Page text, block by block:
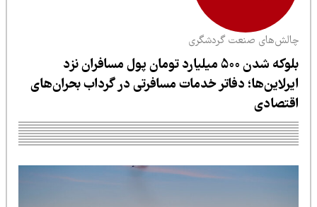
صنعت گردشگری
بلوکه شدن ۵۰۰ میلیارد تومان پول مسافران نزد
دفاتر خدمات مسافرتی در گرداب بحران‌های